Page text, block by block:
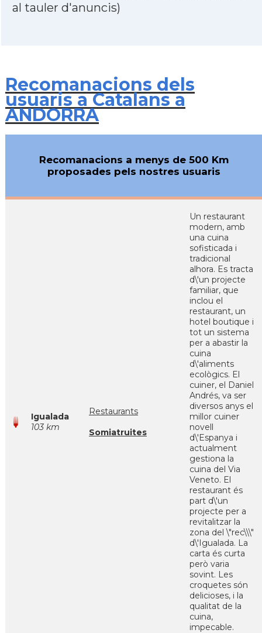
al tauler d'anuncis)
Recomanacions dels
usuaris a Catalans a
ANDORRA
Recomanacions a menys de 500 Km
proposades pels nostres usuaris
Igualada
103 km
Restaurants
Somiatruites
Un restaurant
modern, amb
una cuina
sofisticada i
tradicional
alhora. Es tracta
d\'un projecte
familiar, que
inclou el
restaurant, un
hotel boutique i
tot un sistema
per a abastir la
cuina
d\'aliments
ecològics. El
cuiner, el Daniel
Andrés, va ser
diversos anys el
millor cuiner
novell
d\'Espanya i
actualment
gestiona la
cuina del Via
Veneto. El
restaurant és
part d\'un
projecte per a
revitalitzar la
zona del \"rec\\\"
d\'Igualada. La
carta és curta
però varia
sovint. Les
croquetes són
delicioses, i la
qualitat de la
cuina,
impecable.